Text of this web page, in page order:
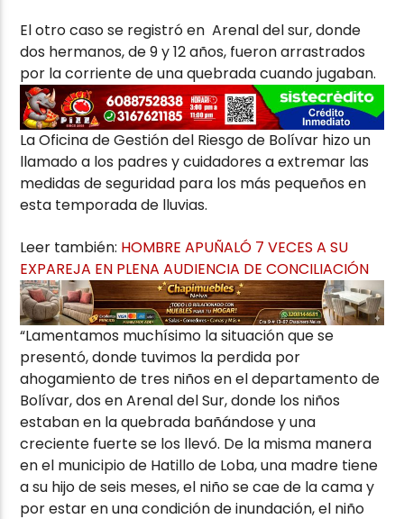
El otro caso se registró en Arenal del sur, donde
dos hermanos, de 9 y 12 años, fueron arrastrados
por la corriente de una quebrada cuando jugaban.
La Oficina de Gestión del Riesgo de Bolívar hizo un
llamado a los padres y cuidadores a extremar las
medidas de seguridad para los más pequeños en
esta temporada de lluvias.
Leer también: HOMBRE APUÑALÓ 7 VECES A SU
EXPAREJA EN PLENA AUDIENCIA DE CONCILIACIÓN
“Lamentamos muchísimo la situación que se
presentó, donde tuvimos la perdida por
ahogamiento de tres niños en el departamento de
Bolívar, dos en Arenal del Sur, donde los niños
estaban en la quebrada bañándose y una
creciente fuerte se los llevó. De la misma manera
en el municipio de Hatillo de Loba, una madre tiene
a su hijo de seis meses, el niño se cae de la cama y
por estar en una condición de inundación, el niño